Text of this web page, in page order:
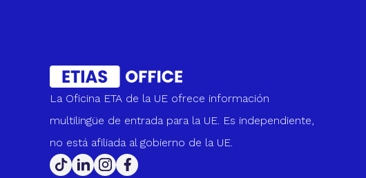
La Oficina ETA de la UE ofrece información
multilingüe de entrada para la UE. Es independiente,
no está afiliada al gobierno de la UE.